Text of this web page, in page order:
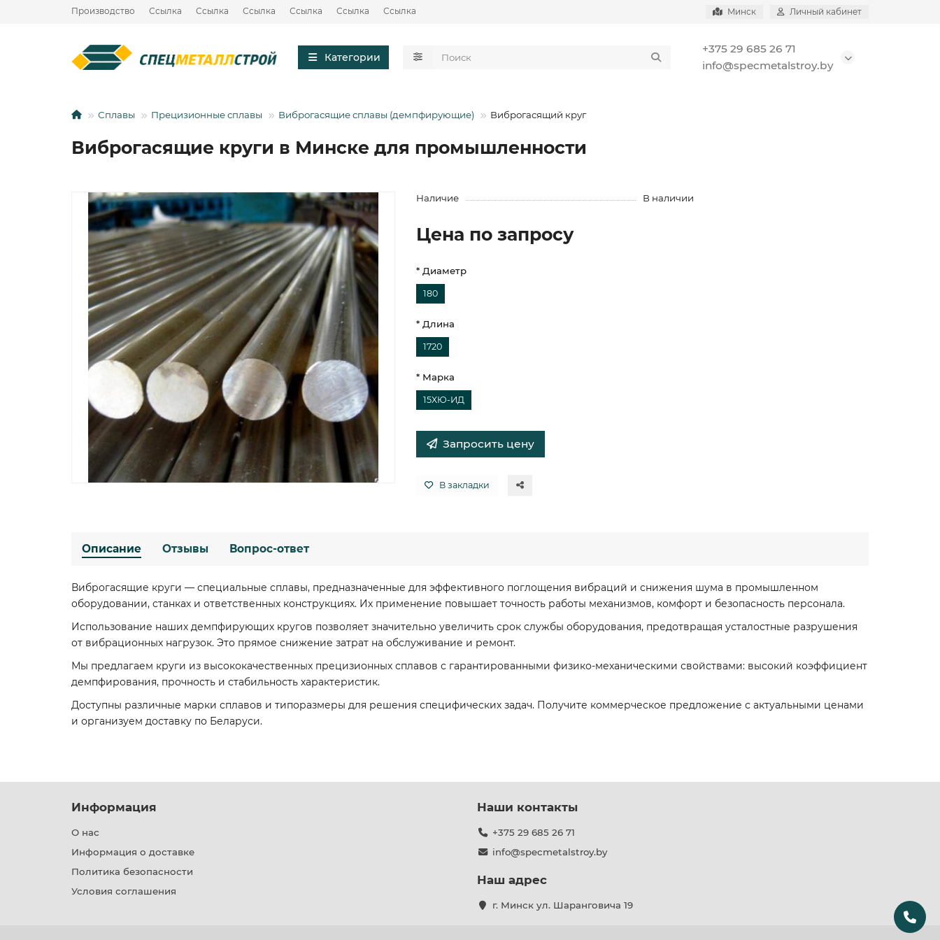
Производство Ссылка Ссылка Ссылка Ссылка Ссылка Ссылка Минск Личный кабинет
Категории
+375 29 685 26 71
info@specmetalstroy.by
Сплавы Прецизионные сплавы Виброгасящие сплавы (демпфирующие) Виброгасящий круг
Виброгасящие круги в Минске для промышленности
Наличие В наличии
Цена по запросу
* Диаметр
180
* Длина
1720
* Марка
15ХЮ-ИД
Запросить цену
В закладки
Описание Отзывы Вопрос-ответ
Виброгасящие круги — специальные сплавы, предназначенные для эффективного поглощения вибраций и снижения шума в промышленном
оборудовании, станках и ответственных конструкциях. Их применение повышает точность работы механизмов, комфорт и безопасность персонала.
Использование наших демпфирующих кругов позволяет значительно увеличить срок службы оборудования, предотвращая усталостные разрушения
от вибрационных нагрузок. Это прямое снижение затрат на обслуживание и ремонт.
Мы предлагаем круги из высококачественных прецизионных сплавов с гарантированными физико-механическими свойствами: высокий коэффициент
демпфирования, прочность и стабильность характеристик.
Доступны различные марки сплавов и типоразмеры для решения специфических задач. Получите коммерческое предложение с актуальными ценами
и организуем доставку по Беларуси.
Информация
О нас
Информация о доставке
Политика безопасности
Условия соглашения
Наши контакты
+375 29 685 26 71
info@specmetalstroy.by
Наш адрес
г. Минск ул. Шаранговича 19